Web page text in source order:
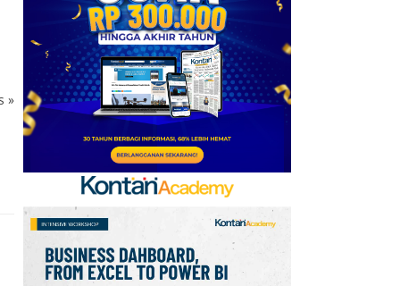
»
Baru, Ini Daftar 54
Saham HSC BEI per 6
Agustus 2026
7
UEFA hingga Luis Figo,
Ini Daftar Pihak yang
Menentang Gianni
Infantino
8
Krisis Migrasi Ancam
Status Maroko sebagai
Tuan Rumah Piala Dunia
2030